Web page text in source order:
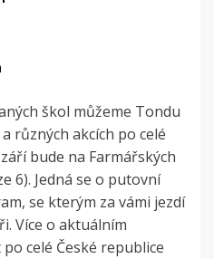
škol můžeme Tondu
různých akcích po celé
bude na Farmářských
6). Jedná se o putovní
se kterým za vámi jezdí
Více o aktuálním
celé České republice